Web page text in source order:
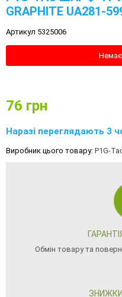
GRAPHITE UA281-
Артикул 5325006
Немає
76 грн
Наразі переглядають 3
Виробник цього товару: P1G-
Обмін товару та